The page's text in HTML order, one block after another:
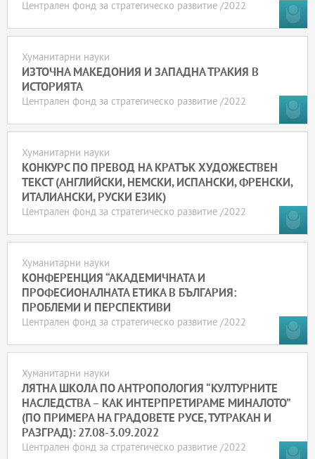
Централен фонд за стратегическо развитие /2022
Хуманитарни науки
ИЗТОЧНА МАКЕДОНИЯ И ЗАПАДНА ТРАКИЯ В
ИСТОРИЯТА
Централен фонд за стратегическо развитие /2022
Хуманитарни науки
КОНКУРС ПО ПРЕВОД НА КРАТЪК ХУДОЖЕСТВЕН
ТЕКСТ (АНГЛИЙСКИ, НЕМСКИ, ИСПАНСКИ, ФРЕНСКИ,
ИТАЛИАНСКИ, РУСКИ ЕЗИК)
Централен фонд за стратегическо развитие /2022
Хуманитарни науки
КОНФЕРЕНЦИЯ “АКАДЕМИЧНАТА И
ПРОФЕСИОНАЛНАТА ЕТИКА В БЪЛГАРИЯ:
ПРОБЛЕМИ И ПЕРСПЕКТИВИ
Централен фонд за стратегическо развитие /2022
Хуманитарни науки
ЛЯТНА ШКОЛА ПО АНТРОПОЛОГИЯ “КУЛТУРНИТЕ
НАСЛЕДСТВА – КАК ИНТЕРПРЕТИРАМЕ МИНАЛОТО”
(ПО ПРИМЕРА НА ГРАДОВЕТЕ РУСЕ, ТУТРАКАН И
РАЗГРАД): 27.08-3.09.2022
Централен фонд за стратегическо развитие /2022